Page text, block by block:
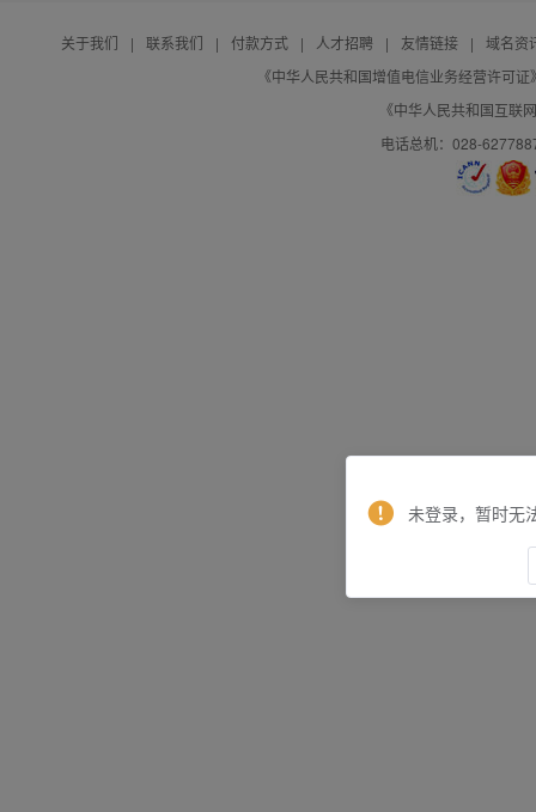
关于我们 | 联系我们 | 付款方式 | 人才招聘 | 友情链接 |
域名资
《中华人民共和国增值电信业务经营许可
《中华人民共和国互联
电话总机：028-
未登录，暂时无